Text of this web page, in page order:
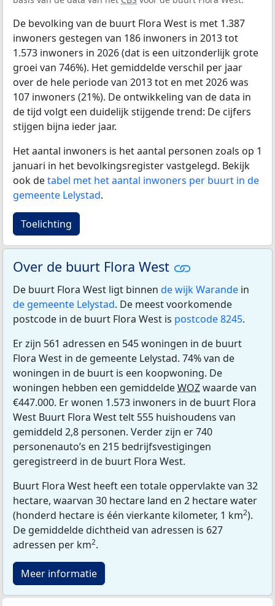
De bevolking van de buurt Flora West is met 1.387
inwoners gestegen van 186 inwoners in 2013 tot
1.573 inwoners in 2026 (dat is een uitzonderlijk grote
groei van 746%). Het gemiddelde verschil per jaar
over de hele periode van 2013 tot en met 2026 was
107 inwoners (21%). De ontwikkeling van de data in
de tijd volgt een duidelijk stijgende trend: De cijfers
stijgen bijna ieder jaar.
Het aantal inwoners is het aantal personen zoals op 1
januari in het bevolkingsregister vastgelegd. Bekijk
ook detabel met het aantal inwoners per buurt in de
gemeente Lelystad.
Toelichting
Over de buurt Flora West
De buurt Flora West ligt binnen de wijk Warande in
de gemeente Lelystad. De meest voorkomende
postcode in de buurt Flora West is postcode 8245.
Er zijn 561 adressen en 545 woningen in de buurt
Flora West in de gemeente Lelystad. 74% van de
woningen in de buurt is een koopwoning. De
woningen hebben een gemiddeldeWOZwaarde van
€447.000. Er wonen 1.573 inwoners in de buurt Flora
West Buurt Flora West telt 555 huishoudens van
gemiddeld 2,8 personen. Verder zijn er 740
personenauto’s en 215 bedrijfsvestigingen
geregistreerd in de buurt Flora West.
Buurt Flora West heeft een totale oppervlakte van 32
hectare, waarvan 30 hectare land en 2 hectare water
(honderd hectare is één vierkante kilometer, 1 km2).
De gemiddelde dichtheid van adressen is 627
adressen per km2.
Meer informatie